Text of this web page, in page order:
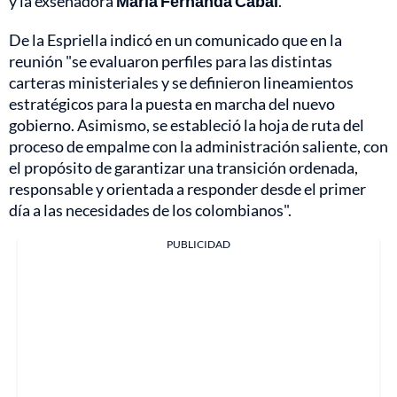
De la Espriella indicó en un comunicado que en la
reunión "se evaluaron perfiles para las distintas
carteras ministeriales y se definieron lineamientos
estratégicos para la puesta en marcha del nuevo
gobierno. Asimismo, se estableció la hoja de ruta del
proceso de empalme con la administración saliente, con
el propósito de garantizar una transición ordenada,
responsable y orientada a responder desde el primer
día a las necesidades de los colombianos".
PUBLICIDAD